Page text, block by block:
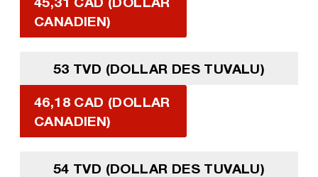
CANADIEN)
53 TVD (DOLLAR DES TUVALU)
46,18 CAD (DOLLAR
CANADIEN)
54 TVD (DOLLAR DES TUVALU)